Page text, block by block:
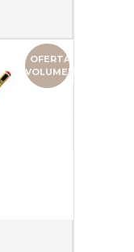
OFERTA
VOLUMEN